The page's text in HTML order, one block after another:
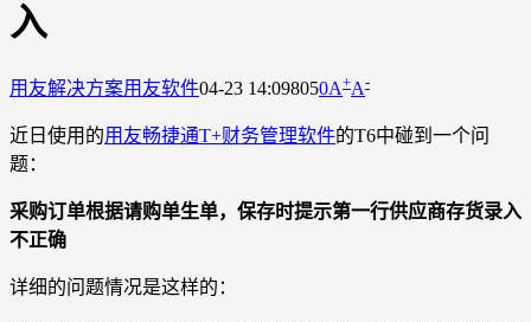
入
用友解决方案用友软件04-23 14:098050A+A-
近日使用的用友畅捷通T+财务管理软件的T6中碰到一个问
题：
采购订单根据请购单生单，保存时提示第一行供应商存货录入
不正确
详细的问题情况是这样的：